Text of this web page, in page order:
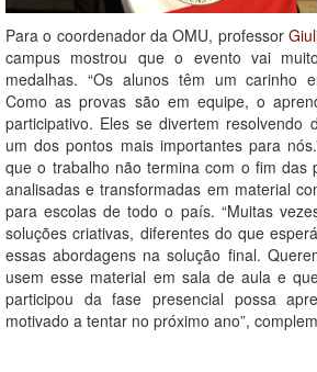
Para o coordenador da OMU, professor
campus mostrou que o evento vai
medalhas. “Os alunos têm um carinho
Como as provas são em equipe, o
participativo. Eles se divertem resolvendo
um dos pontos mais importantes para
que o trabalho não termina com o fim das
analisadas e transformadas em material
para escolas de todo o país. “Muitas
soluções criativas, diferentes do que
essas abordagens na solução final.
usem esse material em sala de aula e
participou da fase presencial possa
motivado a tentar no próximo ano”,